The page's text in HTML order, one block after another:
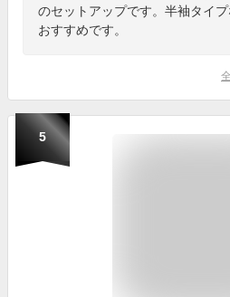
のセットアップです。半袖タイ
おすすめです。
5